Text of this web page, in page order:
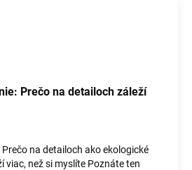
Prečo na detailoch záleží
na detailoch ako ekologické
viac, než si myslíte Poznáte ten